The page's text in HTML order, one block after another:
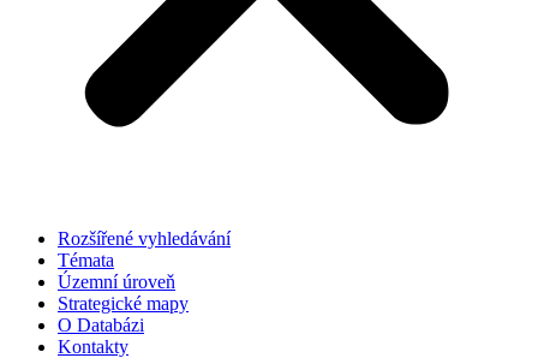
Rozšířené vyhledávání
Témata
Územní úroveň
Strategické mapy
O Databázi
Kontakty